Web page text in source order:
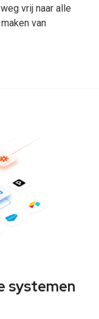
vrij naar alle
van
systemen